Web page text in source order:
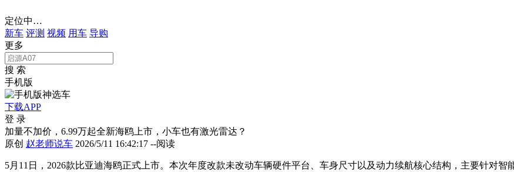
定位中…
新车 评测 视频 用车 导购
更多
搜 索
手机版
下载APP
登 录
加量不加价，6.99万起全新海鸥上市，小车也有激光雷达？
原创 赵老师说车 2026/5/11 16:42:17 --阅读
5月11日，2026款比亚迪海鸥正式上市。本次年度改款未改动车辆硬件平台、车身尺寸以及动力续航核心结构，主要针对